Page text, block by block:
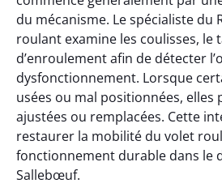
du mécanisme. Le spécialiste du
roulant examine les coulisses, le
d’enroulement afin de détecter
dysfonctionnement. Lorsque
usées ou mal positionnées, elles
ajustées ou remplacées. Cette
restaurer la mobilité du volet
fonctionnement durable dans le
Sallebœuf.